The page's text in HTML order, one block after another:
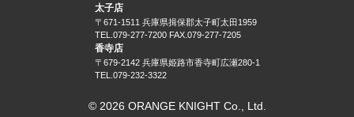
太子店
〒671-1511 兵庫県揖保郡太子町太田1959
TEL.079-277-7200 FAX.079-277-7205
香寺店
〒679-2142 兵庫県姫路市香寺町広瀬280-1
TEL.079-232-3322
© 2026 ORANGE KNIGHT Co., Ltd.